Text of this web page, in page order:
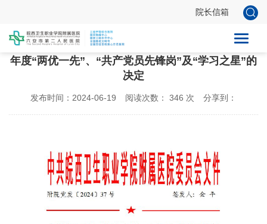
院长信箱
中共皖西卫生职业学院附属医院委员会关于表彰2023
年度“两优一先”、“共产党员先锋岗”及“学习之星”的
决定
发布时间：2024-06-19 阅读次数： 346 次 分享到：